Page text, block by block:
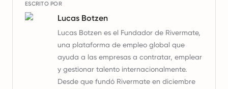
ESCRITO POR
Lucas Botzen
Lucas Botzen es el Fundador de Rivermate,
una plataforma de empleo global que
ayuda a las empresas a contratar, emplear
y gestionar talento internacionalmente.
Desde que fundó Rivermate en diciembre